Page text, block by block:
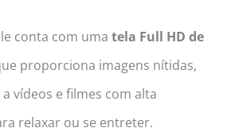
conta com uma tela Full HD de
proporciona imagens nítidas,
vídeos e filmes com alta
relaxar ou se entreter.